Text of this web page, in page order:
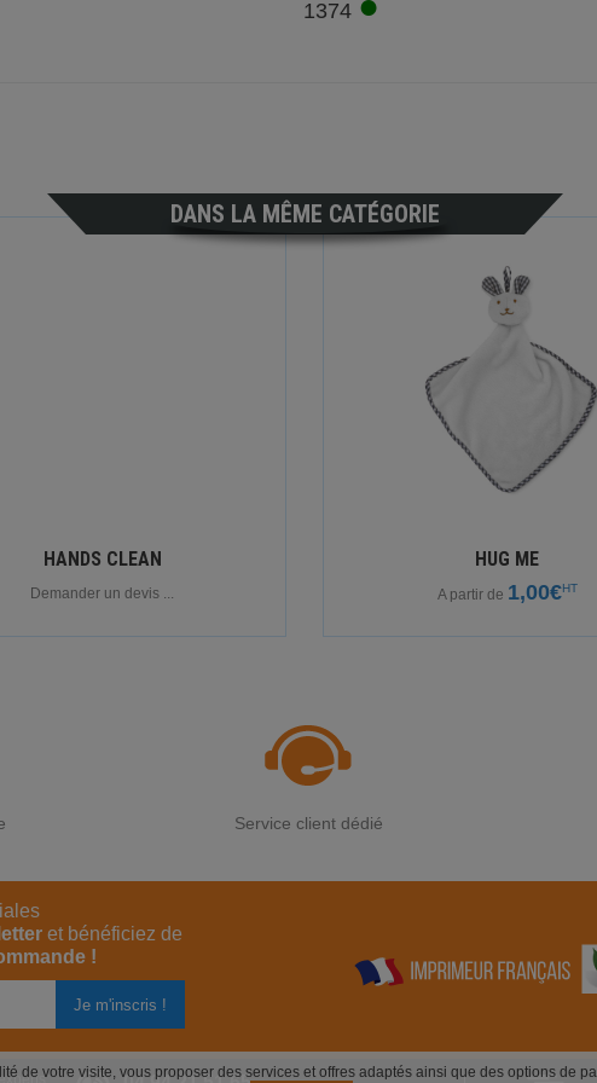
1374
DANS LA MÊME CATÉGORIE
HANDS CLEAN
Demander un devis ...
HUG ME
A partir de 1,00€HT
de votre visite, vous proposer des services et offres adaptés ainsi que des options de
Service client dédié
et bénéficiez de
!